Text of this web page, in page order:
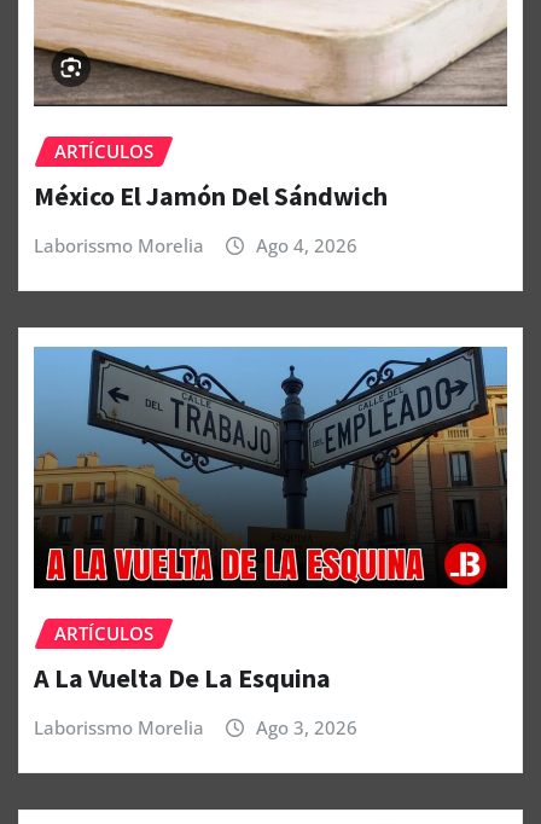
ARTÍCULOS
México El Jamón Del Sándwich
Laborissmo Morelia Ago 4, 2026
ARTÍCULOS
A La Vuelta De La Esquina
Laborissmo Morelia Ago 3, 2026